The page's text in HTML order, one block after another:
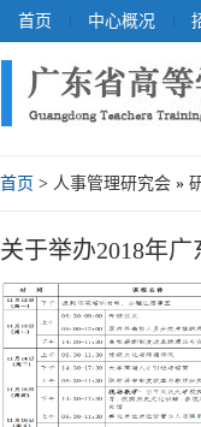
首页 中心概况
首页 > 人事管理研究会 »
关于举办2018年